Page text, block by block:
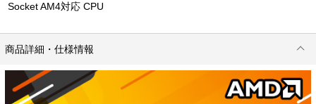
Socket AM4対応 CPU
商品詳細・仕様情報